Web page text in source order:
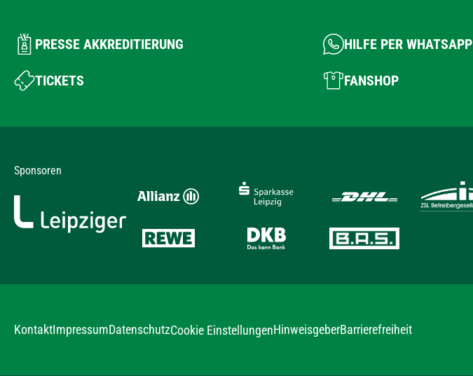
PRESSE AKKREDITIERUNG HILFE PER WHATSAPP
TICKETS FANSHOP
Sponsoren
KontaktImpressumDatenschutzCookie EinstellungenHinweisgeberBarrierefreiheit